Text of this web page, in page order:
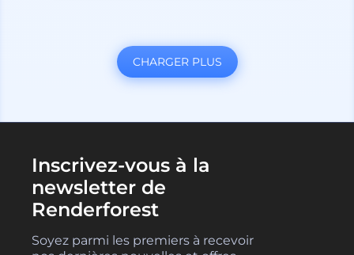
CHARGER PLUS
Inscrivez-vous à la
newsletter de
Renderforest
Soyez parmi les premiers à recevoir